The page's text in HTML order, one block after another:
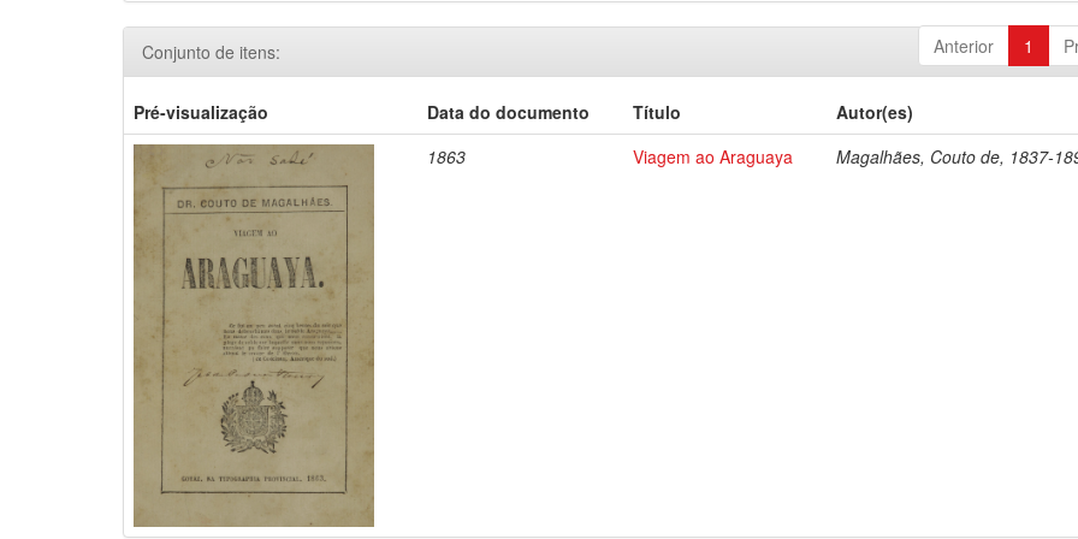
Anterior 1
Conjunto de itens:
Pré-visualização Data do documento Título
Autor(es)
1863
Viagem ao Araguaya Magalhães, Couto de, 1837-